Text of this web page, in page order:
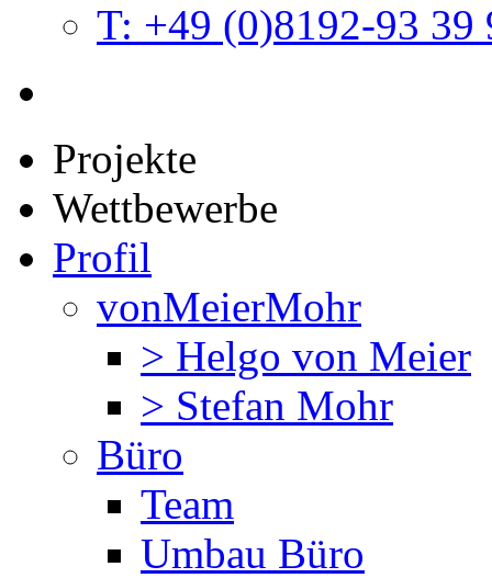
T: +49 (0)8192-93 39
Projekte
Wettbewerbe
Profil
vonMeierMohr
> Helgo von Meier
> Stefan Mohr
Büro
Team
Umbau Büro